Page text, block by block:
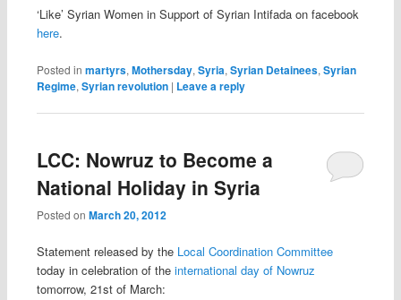
‘Like’ Syrian Women in Support of Syrian Intifada on facebook
here.
Posted in martyrs, Mothersday, Syria, Syrian Detainees, Syrian
Regime, Syrian revolution | Leave a reply
LCC: Nowruz to Become a
National Holiday in Syria
Posted on March 20, 2012
Statement released by the Local Coordination Committee
today in celebration of the international day of Nowruz
tomorrow, 21st of March: